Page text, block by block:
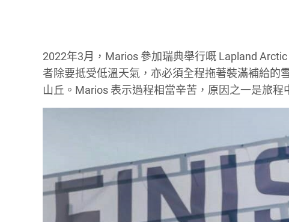
2022年3月，Marios 參加瑞典舉行嘅 Lapland
者除要抵受低溫天氣，亦必須全程拖著裝滿補給的
山丘。Marios 表示過程相當辛苦，原因之一是旅